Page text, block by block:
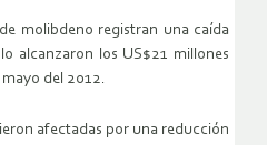
molibdeno registran una caída
alcanzaron los US$21 millones
del 2012.
afectadas por una reducción